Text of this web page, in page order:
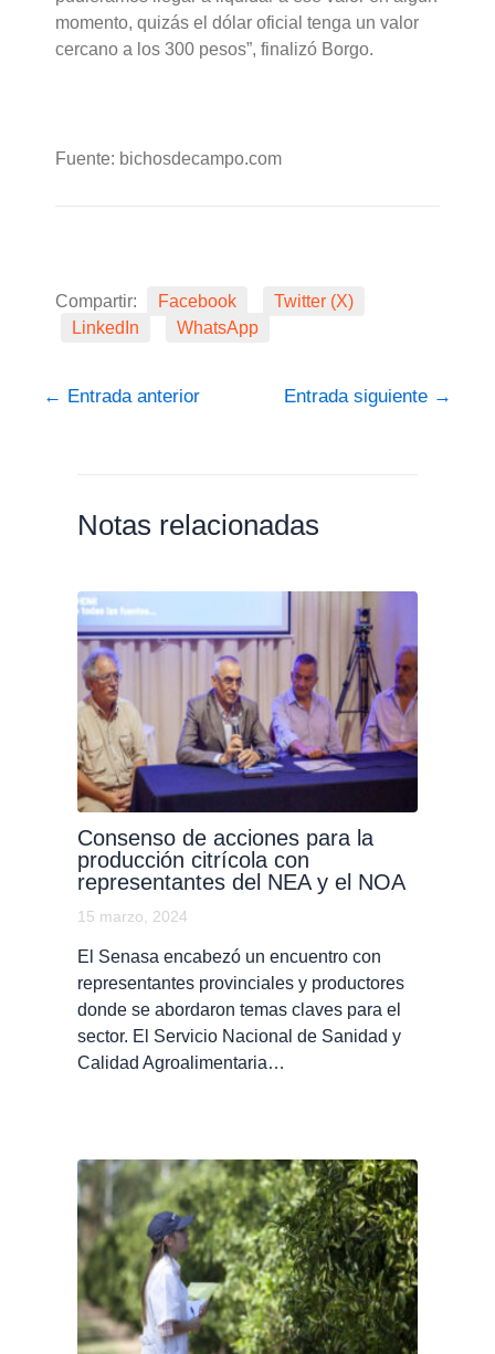
momento, quizás el dólar oficial tenga un valor
cercano a los 300 pesos”, finalizó Borgo.
Fuente: bichosdecampo.com
Compartir: Facebook
Twitter (X)
LinkedIn
WhatsApp
← Entrada anterior Entrada siguiente →
Notas relacionadas
Consenso de acciones para la
producción citrícola con
representantes del NEA y el NOA
15 marzo, 2024
El Senasa encabezó un encuentro con
representantes provinciales y productores
donde se abordaron temas claves para el
sector. El Servicio Nacional de Sanidad y
Calidad Agroalimentaria…